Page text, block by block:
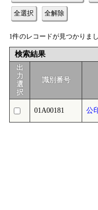
価(5)
(0)
書の取得
いるもの
の諸令
全選択 全解除
1件のレコードが見つかりま
検索結果
出
力
選
択
識別番号
01A00181 公